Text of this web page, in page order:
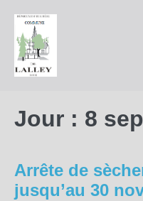
contenu
Jour : 8
Arrête de
jusqu’au 30